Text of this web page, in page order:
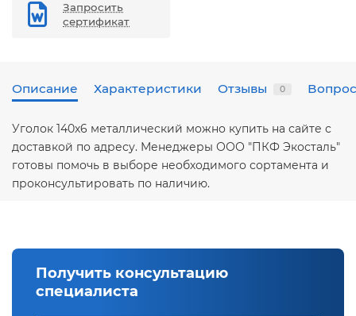
Запросить
сертификат
Описание Характеристики Отзывы 0
Уголок 140х6 металлический можно купить на сайте с
доставкой по адресу. Менеджеры ООО "ПКФ Экосталь"
готовы помочь в выборе необходимого сортамента и
проконсультировать по наличию.
Получить консультацию
специалиста